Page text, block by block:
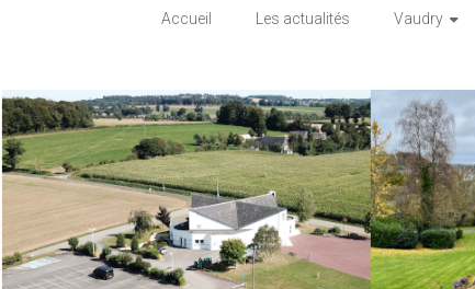
Accueil Les actualités Vaudry